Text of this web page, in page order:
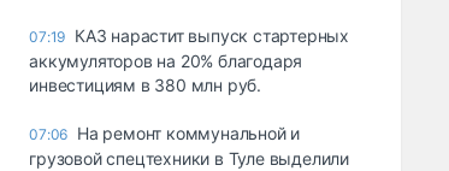
07:19 КАЗ нарастит выпуск стартерных
аккумуляторов на 20% благодаря
инвестициям в 380 млн руб.
07:06 На ремонт коммунальной и
грузовой спецтехники в Туле выделили